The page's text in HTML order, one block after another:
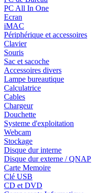
PC All In One
Ecran
iMAC
Périphérique et accessoires
Clavier
Souris
Sac et sacoche
Accessoires divers
Lampe bureautique
Calculatrice
Cables
Chargeur
Douchette
Systeme d'exploitation
Webcam
Stockage
Disque dur interne
Disque dur externe / QNAP
Carte Memoire
Clé USB
CD et DVD